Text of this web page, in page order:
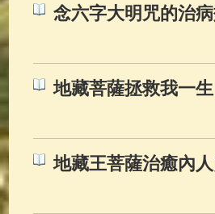
念六字大明咒的治
地藏菩薩拯救我一
地藏王菩薩治癒內